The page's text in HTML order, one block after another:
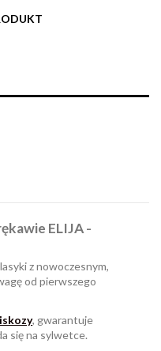
ELIJA -
z nowoczesnym,
od pierwszego
, gwarantuje
się na sylwetce.